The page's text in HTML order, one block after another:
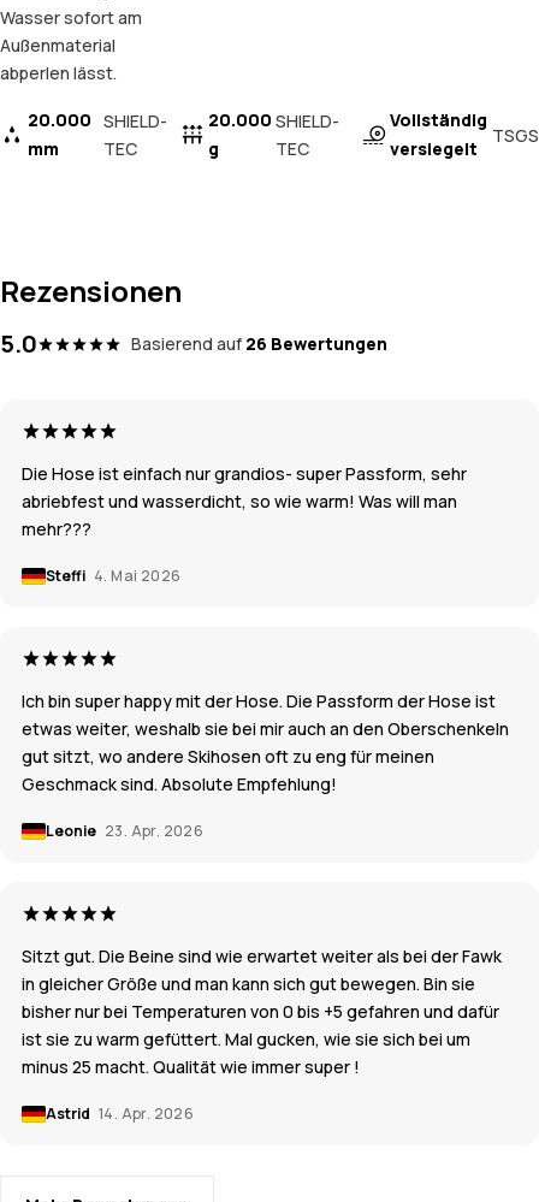
Wasser sofort am
Außenmaterial
abperlen lässt.
20.000
mm
SHIELD-
TEC
20.000
g
SHIELD-
TEC
Vollständig
versiegelt
TSGS
Rezensionen
5.0 Basierend auf 26 Bewertungen
Die Hose ist einfach nur grandios- super Passform, sehr
abriebfest und wasserdicht, so wie warm! Was will man
mehr???
Steffi 4. Mai 2026
Ich bin super happy mit der Hose. Die Passform der Hose ist
etwas weiter, weshalb sie bei mir auch an den Oberschenkeln
gut sitzt, wo andere Skihosen oft zu eng für meinen
Geschmack sind. Absolute Empfehlung!
Leonie 23. Apr. 2026
Sitzt gut. Die Beine sind wie erwartet weiter als bei der Fawk
in gleicher Größe und man kann sich gut bewegen. Bin sie
bisher nur bei Temperaturen von 0 bis +5 gefahren und dafür
ist sie zu warm gefüttert. Mal gucken, wie sie sich bei um
minus 25 macht. Qualität wie immer super !
Astrid 14. Apr. 2026